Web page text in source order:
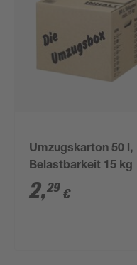
Umzugskarton 50 l,
Belastbarkeit 15 kg
2,29 €